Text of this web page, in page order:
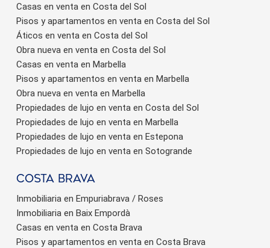
Casas en venta en Costa del Sol
Pisos y apartamentos en venta en Costa del Sol
Áticos en venta en Costa del Sol
Obra nueva en venta en Costa del Sol
Casas en venta en Marbella
Pisos y apartamentos en venta en Marbella
Obra nueva en venta en Marbella
Propiedades de lujo en venta en Costa del Sol
Propiedades de lujo en venta en Marbella
Propiedades de lujo en venta en Estepona
Propiedades de lujo en venta en Sotogrande
Costa brava
Inmobiliaria en Empuriabrava / Roses
Inmobiliaria en Baix Empordà
Casas en venta en Costa Brava
Pisos y apartamentos en venta en Costa Brava